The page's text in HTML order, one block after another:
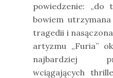
powiedzenie: „do
bowiem
tragedii i
artyzmu „Furia”
najbardziej
wciągających